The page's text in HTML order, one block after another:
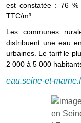
est constatée : 76
TTC/m³.
Les communes
distribuent une eau
urbaines. Le tarif le
2 000 à 5 000
eau.seine-et-